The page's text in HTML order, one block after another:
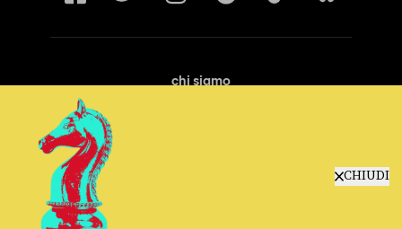
CHIUDI
chi siamo